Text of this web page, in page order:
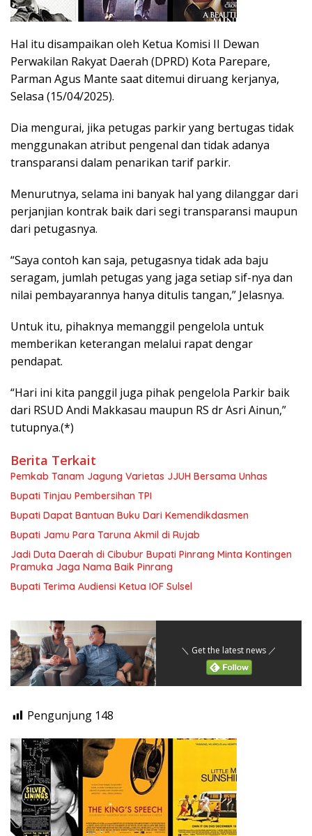
Hal itu disampaikan oleh Ketua Komisi II Dewan
Perwakilan Rakyat Daerah (DPRD) Kota Parepare,
Parman Agus Mante saat ditemui diruang kerjanya,
Selasa (15/04/2025).
Dia mengurai, jika petugas parkir yang bertugas tidak
menggunakan atribut pengenal dan tidak adanya
transparansi dalam penarikan tarif parkir.
Menurutnya, selama ini banyak hal yang dilanggar dari
perjanjian kontrak baik dari segi transparansi maupun
dari petugasnya.
“Saya contoh kan saja, petugasnya tidak ada baju
seragam, jumlah petugas yang jaga setiap sif-nya dan
nilai pembayarannya hanya ditulis tangan,” Jelasnya.
Untuk itu, pihaknya memanggil pengelola untuk
memberikan keterangan melalui rapat dengar
pendapat.
“Hari ini kita panggil juga pihak pengelola Parkir baik
dari RSUD Andi Makkasau maupun RS dr Asri Ainun,”
tutupnya.(*)
Berita Terkait
Pemkab Tanam Jagung Varietas JJUH Bersama Unhas
Bupati Tinjau Pembersihan TPI
Bupati Dapat Bantuan Buku Dari Kemendikdasmen
Bupati Jamu Para Taruna Akmil di Rujab
Jadi Duta Daerah di Cibubur Bupati Pinrang Minta Kontingen
Pramuka Jaga Nama Baik Pinrang
Bupati Terima Audiensi Ketua IOF Sulsel
＼ Get the latest news ／
Pengunjung 148